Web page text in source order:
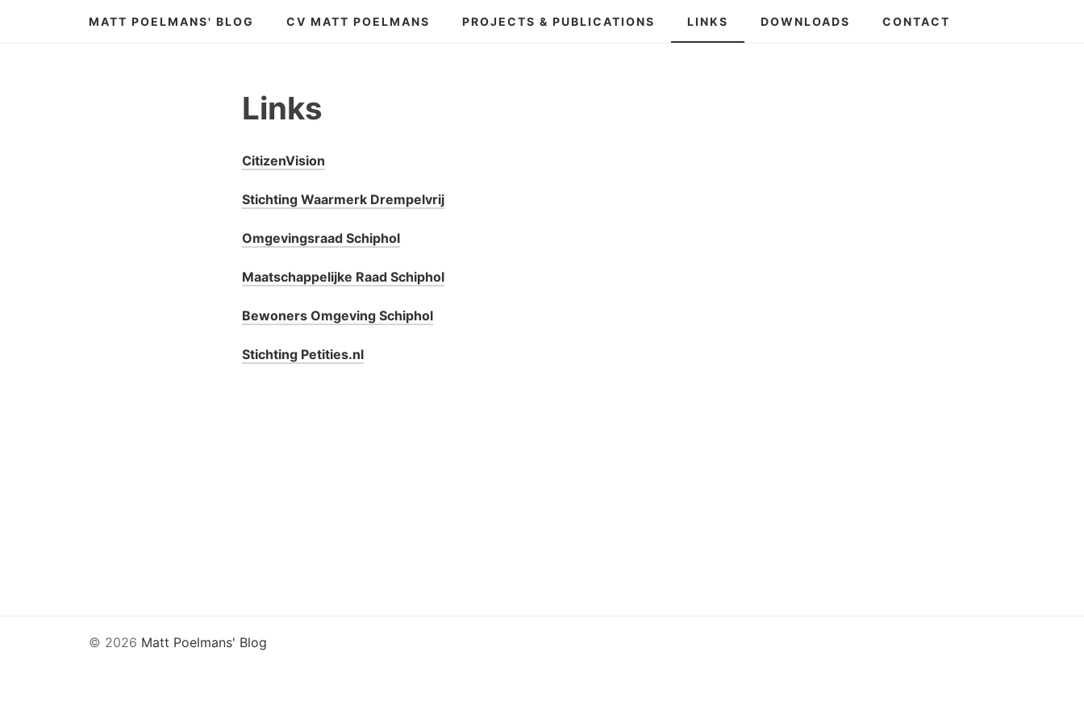
MATT POELMANS' BLOG CV MATT POELMANS PROJECTS & PUBLICATIONS LINKS DOWNLOADS CONTACT
Links
CitizenVision
Stichting Waarmerk Drempelvrij
Omgevingsraad Schiphol
Maatschappelijke Raad Schiphol
Bewoners Omgeving Schiphol
Stichting Petities.nl
© 2026 Matt Poelmans' Blog